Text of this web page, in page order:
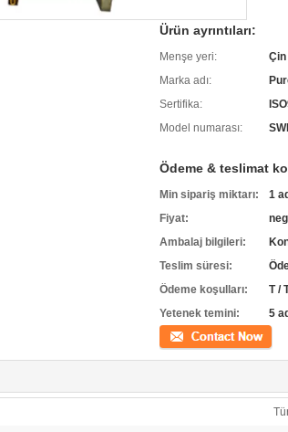
Ürün ayrıntıları:
Menşe yeri:
Çin
Marka adı:
Sertifika:
Model numarası:
Ödeme & teslimat
Min sipariş miktarı:
1
Fiyat:
Ambalaj bilgileri:
Teslim süresi:
Ödeme koşulları:
T /
Yetenek temini:
5
İletişim